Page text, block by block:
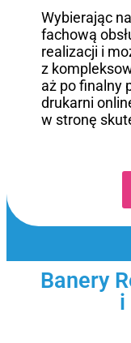
Wybierając
fachową
realizacji i
z
aż po finalny
drukarni
w stronę
Banery
i